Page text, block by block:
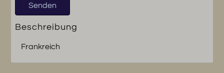
Beschreibung
Frankreich